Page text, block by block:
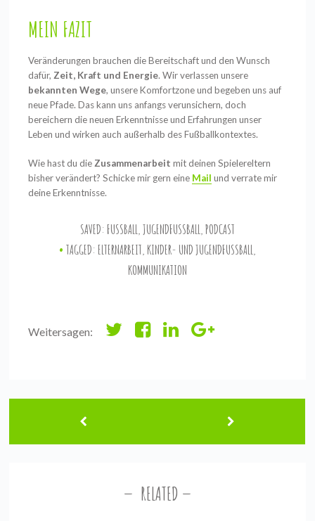
MEIN FAZIT
Veränderungen brauchen die Bereitschaft und den Wunsch
dafür, Zeit, Kraft und Energie. Wir verlassen unsere
bekannten Wege, unsere Komfortzone und begeben uns auf
neue Pfade. Das kann uns anfangs verunsichern, doch
bereichern die neuen Erkenntnisse und Erfahrungen unser
Leben und wirken auch außerhalb des Fußballkontextes.
Wie hast du die Zusammenarbeit mit deinen Spielereltern
bisher verändert? Schicke mir gern eine Mail und verrate mir
deine Erkenntnisse.
SAVED: FUSSBALL ,JUGENDFUSSBALL ,PODCAST
TAGGED: ELTERNARBEIT, KINDER- UND JUGENDFUSSBALL ,
KOMMUNIKATION
Weitersagen:
RELATED